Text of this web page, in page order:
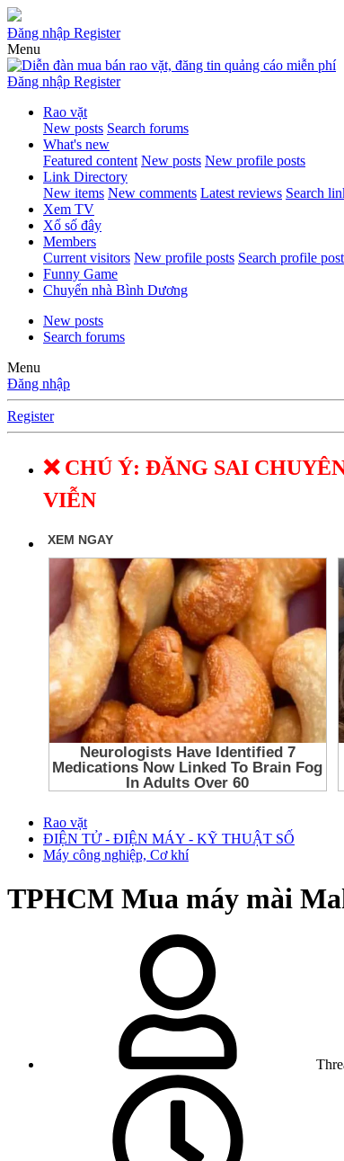
Đăng nhập Register
Menu
Đăng nhập Register
Rao vặt
New posts Search forums
What's new
Featured content New posts New profile posts
Link Directory
New items New comments Latest reviews Search
Xem TV
Xổ số đây
Members
Current visitors New profile posts Search profile
Funny Game
Chuyển nhà Bình Dương
New posts
Search forums
Menu
Đăng nhập
Register
❌ CHÚ Ý: ĐĂNG SAI
VIỄN
Rao vặt
ĐIỆN TỬ - ĐIỆN MÁY - KỸ THUẬT SỐ
Máy công nghiệp, Cơ khí
TPHCM Mua máy mài